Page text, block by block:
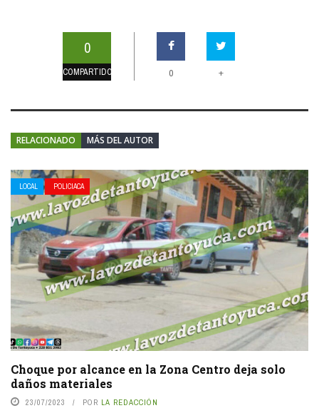
0
COMPARTIDOS 0 +
RELACIONADO MÁS DEL AUTOR
LOCAL POLICIACA
Choque por alcance en la Zona Centro deja solo
daños materiales
23/07/2023 POR LA REDACCIÓN